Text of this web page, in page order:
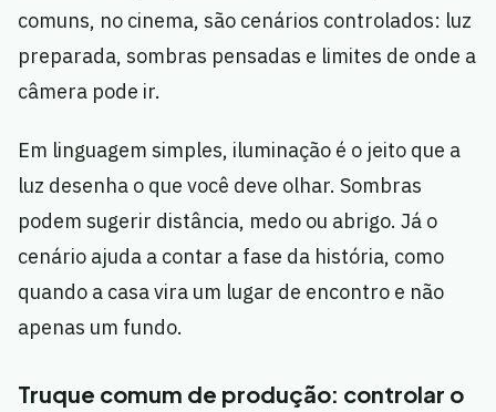
comuns, no cinema, são cenários controlados: luz
preparada, sombras pensadas e limites de onde a
câmera pode ir.
Em linguagem simples, iluminação é o jeito que a
luz desenha o que você deve olhar. Sombras
podem sugerir distância, medo ou abrigo. Já o
cenário ajuda a contar a fase da história, como
quando a casa vira um lugar de encontro e não
apenas um fundo.
Truque comum de produção: controlar o